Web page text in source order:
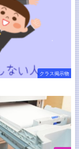
クラス掲示物